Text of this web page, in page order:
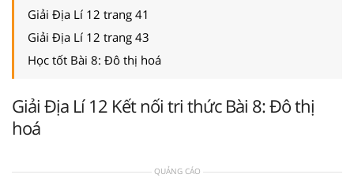
Giải Địa Lí 12 trang 41
Giải Địa Lí 12 trang 43
Học tốt Bài 8: Đô thị hoá
Giải Địa Lí 12 Kết nối tri thức Bài 8: Đô thị
hoá
QUẢNG CÁO